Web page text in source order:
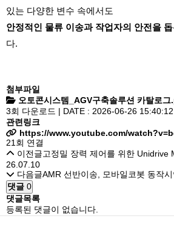
있는 다양한 변수 속에서도
안정적인 물류 이송과 작업자의 안전을
다.
첨부파일
오토콘시스템_AGV구축솔루션 카탈로
3회 다운로드 | DATE : 2026-06-26 15:40:12
관련링크
https://www.youtube.com/
21회 연결
이전글고정밀 장력 제어를 위한 Unidrive
26.07.10
다음글AMR 선반이송, 모바일코봇 동작시
댓글 0
댓글목록
등록된 댓글이 없습니다.